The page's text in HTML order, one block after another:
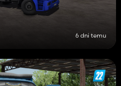
6 dni temu